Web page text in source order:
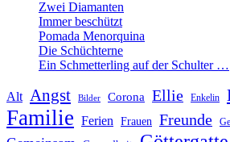
Zwei Diamanten
Immer beschützt
Pomada Menorquina
Die Schüchterne
Ein Schmetterling auf der Schulter …
Alt Angst Bilder Corona Ellie Enkelin
Familie Ferien Frauen Freunde